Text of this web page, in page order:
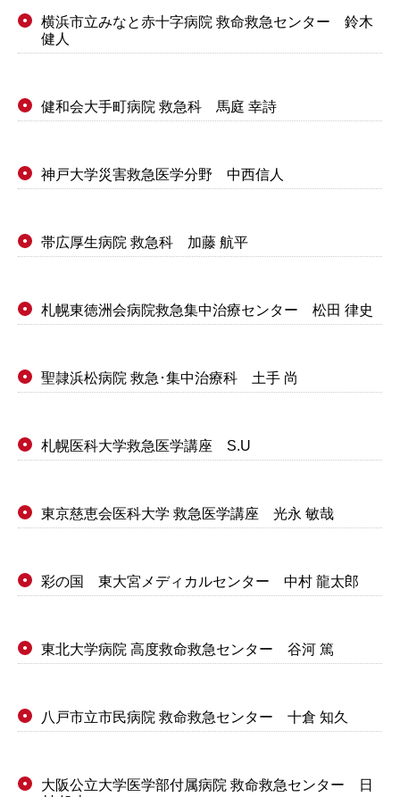
●
横浜市立みなと赤十字病院 救命救急センター 鈴木
健人
● 健和会大手町病院 救急科 馬庭 幸詩
● 神戸大学災害救急医学分野 中西信人
● 帯広厚生病院 救急科 加藤 航平
● 札幌東徳洲会病院救急集中治療センター 松田 律史
● 聖隷浜松病院 救急･集中治療科 土手 尚
● 札幌医科大学救急医学講座 S.U
● 東京慈恵会医科大学 救急医学講座 光永 敏哉
● 彩の国 東大宮メディカルセンター 中村 龍太郎
● 東北大学病院 高度救命救急センター 谷河 篤
● 八戸市立市民病院 救命救急センター 十倉 知久
●
大阪公立大学医学部付属病院 救命救急センター 日